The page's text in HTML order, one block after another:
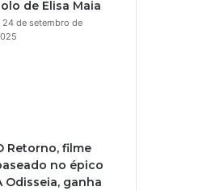
de Elisa Maia
24 de setembro de
Retorno, filme
no épico
Odisseia, ganha